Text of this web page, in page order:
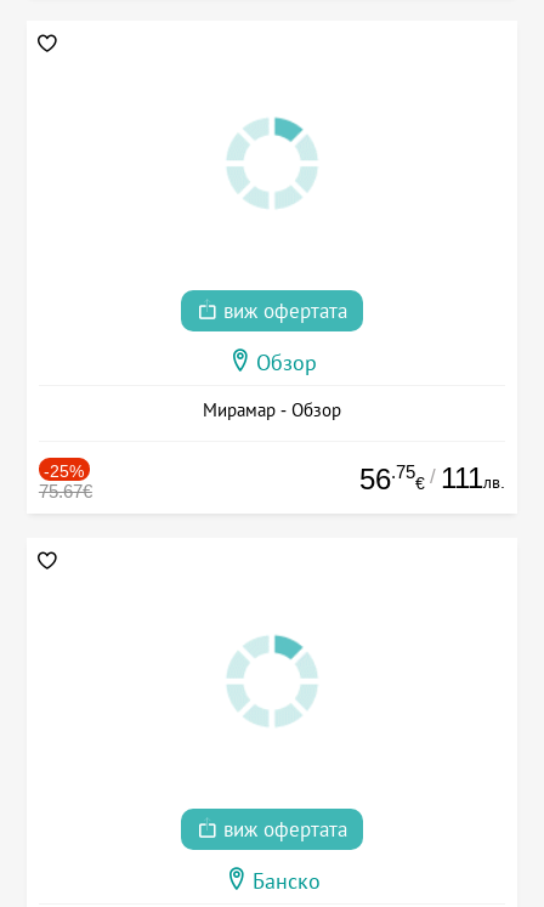
виж офертата
Обзор
Мирамар - Обзор
-25%
75.67€ 56.75
€ / 111лв.
виж офертата
Банско